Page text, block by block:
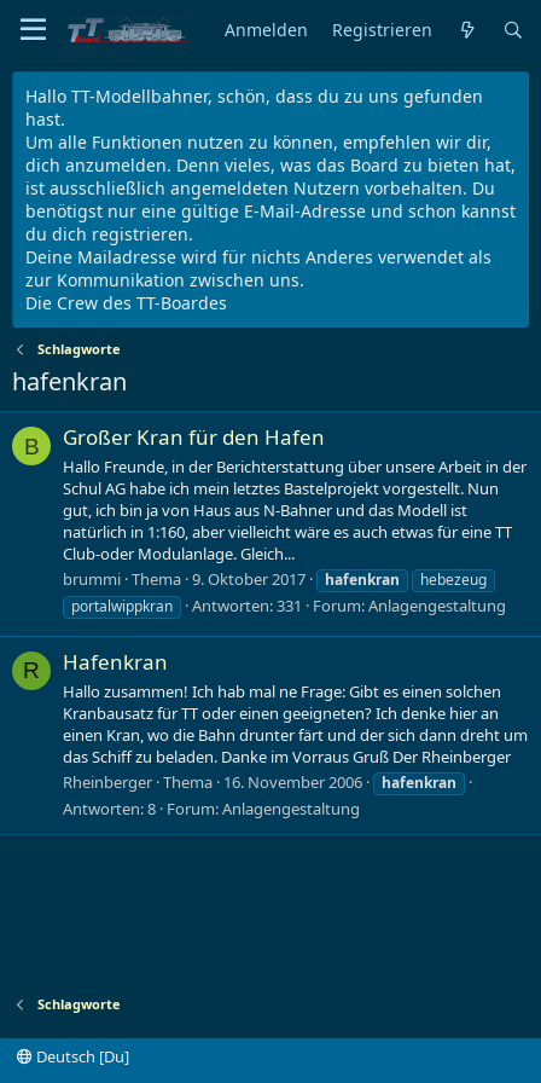
Anmelden Registrieren
Hallo TT-Modellbahner, schön, dass du zu uns gefunden
hast.
Um alle Funktionen nutzen zu können, empfehlen wir dir,
dich anzumelden. Denn vieles, was das Board zu bieten hat,
ist ausschließlich angemeldeten Nutzern vorbehalten. Du
benötigst nur eine gültige E-Mail-Adresse und schon kannst
du dich registrieren.
Deine Mailadresse wird für nichts Anderes verwendet als
zur Kommunikation zwischen uns.
Die Crew des TT-Boardes
Schlagworte
hafenkran
B Großer Kran für den Hafen
Hallo Freunde, in der Berichterstattung über unsere Arbeit in der
Schul AG habe ich mein letztes Bastelprojekt vorgestellt. Nun
gut, ich bin ja von Haus aus N-Bahner und das Modell ist
natürlich in 1:160, aber vielleicht wäre es auch etwas für eine TT
Club-oder Modulanlage. Gleich...
brummi Thema 9. Oktober 2017 hafenkran
hebezeug
portalwippkran
Antworten: 331 Forum:Anlagengestaltung
R Hafenkran
Hallo zusammen! Ich hab mal ne Frage: Gibt es einen solchen
Kranbausatz für TT oder einen geeigneten? Ich denke hier an
einen Kran, wo die Bahn drunter färt und der sich dann dreht um
das Schiff zu beladen. Danke im Vorraus Gruß Der Rheinberger
Rheinberger Thema 16. November 2006 hafenkran
Antworten: 8 Forum:Anlagengestaltung
Schlagworte
Deutsch [Du]